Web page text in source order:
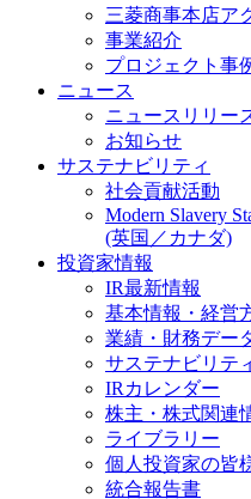
三菱商事本店ア
事業紹介
プロジェクト事
ニュース
ニュースリリー
お知らせ
サステナビリティ
社会貢献活動
Modern Slavery
(英国／カナダ)
投資家情報
IR最新情報
基本情報・経営
業績・財務デー
サステナビリテ
IRカレンダー
株主・株式関連
ライブラリー
個人投資家の皆
統合報告書